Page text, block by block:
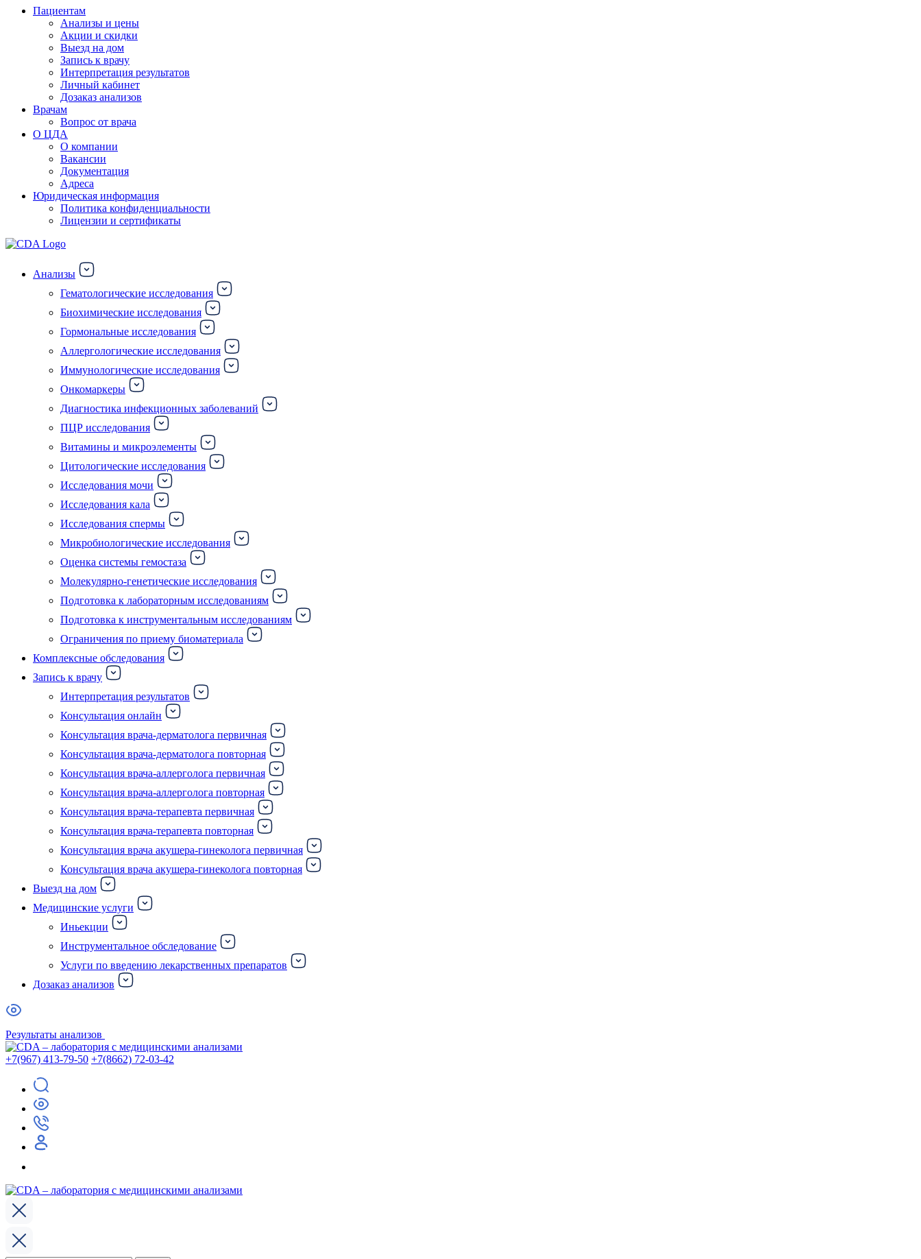
Пациентам
Анализы и цены
Акции и скидки
Выезд на дом
Запись к врачу
Интерпретация результатов
Личный кабинет
Дозаказ анализов
Врачам
Вопрос от врача
О ЦДА
О компании
Вакансии
Документация
Адреса
Юридическая информация
Политика конфиденциальности
Лицензии и сертификаты
Анализы
Гематологические исследования
Биохимические исследования
Гормональные исследования
Аллергологические исследования
Иммунологические исследования
Онкомаркеры
Диагностика инфекционных заболеваний
ПЦР исследования
Витамины и микроэлементы
Цитологические исследования
Исследования мочи
Исследования кала
Исследования спермы
Микробиологические исследования
Оценка системы гемостаза
Молекулярно-генетические исследования
Подготовка к лабораторным исследованиям
Подготовка к инструментальным исследованиям
Ограничения по приему биоматериала
Комплексные обследования
Запись к врачу
Интерпретация результатов
Консультация онлайн
Консультация врача-дерматолога первичная
Консультация врача-дерматолога повторная
Консультация врача-аллерголога первичная
Консультация врача-аллерголога повторная
Консультация врача-терапевта первичная
Консультация врача-терапевта повторная
Консультация врача акушера-гинеколога первичная
Консультация врача акушера-гинеколога повторная
Выезд на дом
Медицинские услуги
Иньекции
Инструментальное обследование
Услуги по введению лекарственных препаратов
Дозаказ анализов
Результаты анализов
+7(967) 413-79-50 +7(8662) 72-03-42